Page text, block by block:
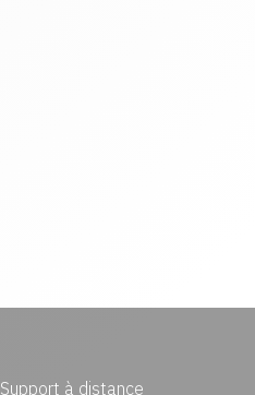
Support à distance